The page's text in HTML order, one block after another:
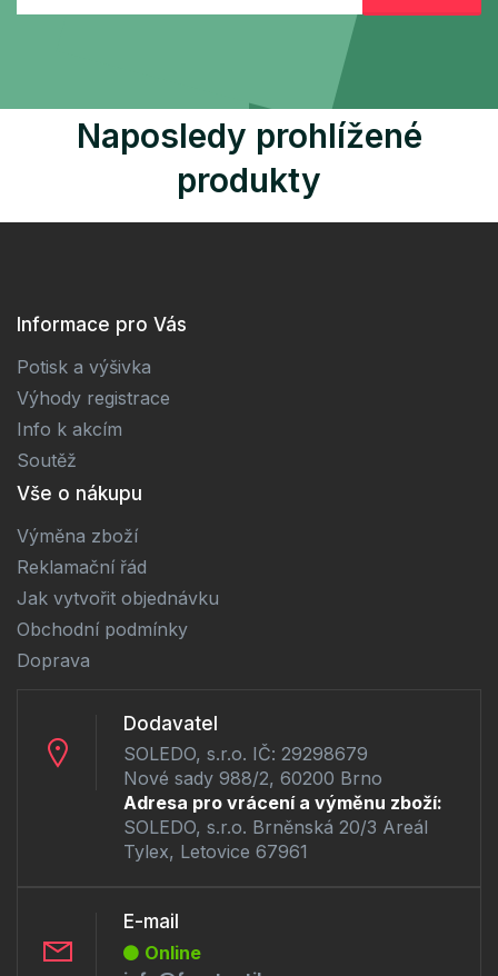
Naposledy prohlížené
produkty
Informace pro Vás
Potisk a výšivka
Výhody registrace
Info k akcím
Soutěž
Vše o nákupu
Výměna zboží
Reklamační řád
Jak vytvořit objednávku
Obchodní podmínky
Doprava
Dodavatel
SOLEDO, s.r.o. IČ: 29298679
Nové sady 988/2, 60200 Brno
Adresa pro vrácení a výměnu zboží:
SOLEDO, s.r.o. Brněnská 20/3 Areál
Tylex, Letovice 67961
E-mail
Online